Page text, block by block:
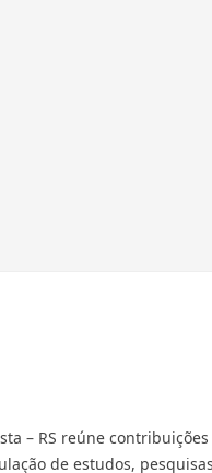
– RS reúne contribuições
de estudos,